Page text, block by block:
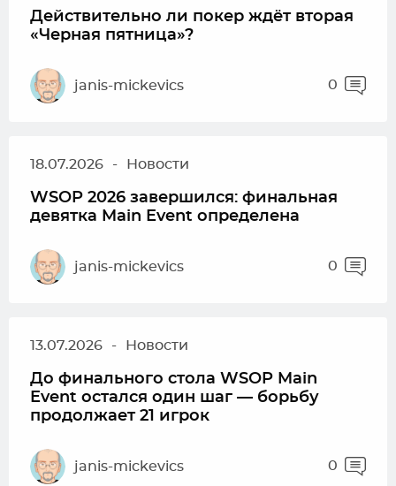
Действительно ли покер ждёт вторая
«Черная пятница»?
janis-mickevics 0
18.07.2026 - Новости
WSOP 2026 завершился: финальная
девятка Main Event определена
janis-mickevics 0
13.07.2026 - Новости
До финального стола WSOP Main
Event остался один шаг — борьбу
продолжает 21 игрок
janis-mickevics 0